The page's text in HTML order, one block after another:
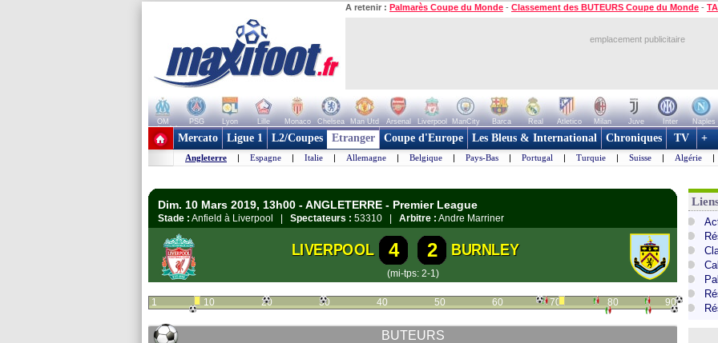
A retenir : Palmarès Coupe du Monde - Classement des BUTEURS Coupe du Monde -
emplacement publicitaire
OM PSG Lyon Lille Monaco Chelsea Man Utd Arsenal Liverpool ManCity Barca Real Atletico Milan Juve Inter Naples
+ de clubs
Mercato Ligue 1 L2/Coupes Etranger Coupe d'Europe Les Bleus & International Chroniques TV +
Angleterre | Espagne | Italie | Allemagne | Belgique | Pays-Bas | Portugal | Turquie | Suisse | Algérie |
Dim. 10 Mars 2019, 13h00 - ANGLETERRE - Premier League
Stade : Anfield à Liverpool | Spectateurs : 53310 | Arbitre : Andre Marriner
LIVERPOOL 4 2 BURNLEY
(mi-tps: 2-1)
1 10 20 30 40 50 60 70 80 90
BUTEURS